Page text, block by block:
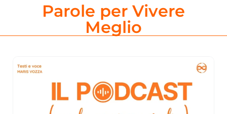
Parole per Vivere
Meglio